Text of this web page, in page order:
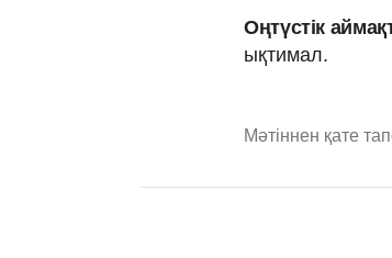
Оңтүстік
ықтимал.
Мәтіннен қате